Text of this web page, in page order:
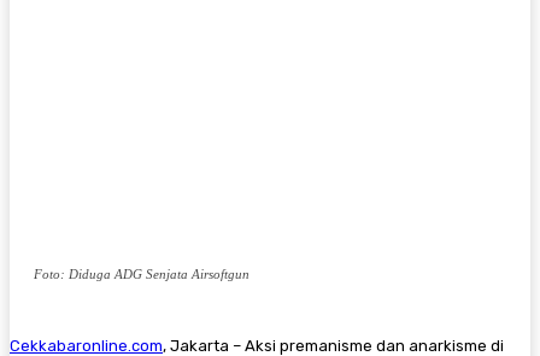
Foto: Diduga ADG Senjata Airsoftgun
Cekkabaronline.com, Jakarta – ​Aksi premanisme dan anarkisme di